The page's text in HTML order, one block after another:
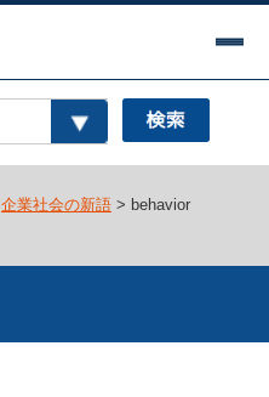
企業社会の新語> behavior